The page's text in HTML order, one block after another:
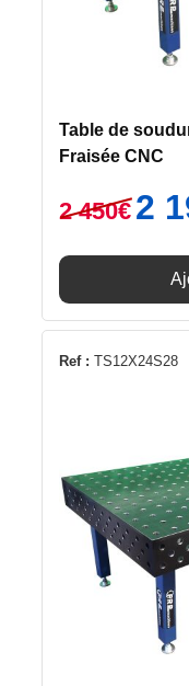
Table de
Fraisée CNC
2 450€
Le
prix
était :
450€.
2
Ref : TS12X24S28